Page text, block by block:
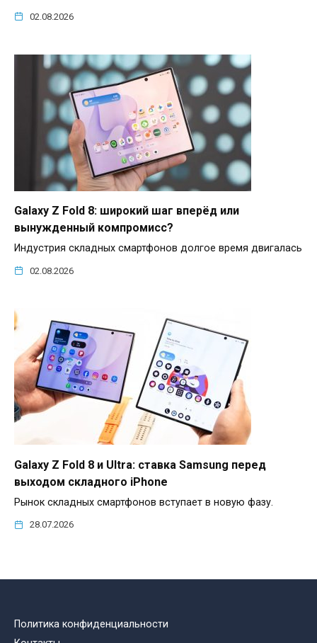
02.08.2026
Galaxy Z Fold 8: широкий шаг вперёд или
вынужденный компромисс?
Индустрия складных смартфонов долгое время двигалась
02.08.2026
Galaxy Z Fold 8 и Ultra: ставка Samsung перед
выходом складного iPhone
Рынок складных смартфонов вступает в новую фазу.
28.07.2026
Политика конфиденциальности